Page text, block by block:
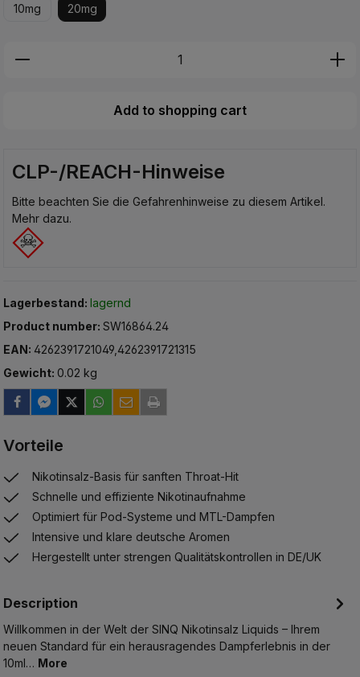
10mg 20mg
Produkt Anzahl: Gib den gewünschten
Add to shopping cart
CLP-/REACH-Hinweise
Bitte beachten Sie die Gefahrenhinweise zu diesem Artikel.
Mehr dazu.
Lagerbestand:lagernd
Product number:SW16864.24
EAN:4262391721049,4262391721315
Gewicht: 0.02 kg
Vorteile
Nikotinsalz-Basis für sanften Throat-Hit
Schnelle und effiziente Nikotinaufnahme
Optimiert für Pod-Systeme und MTL-Dampfen
Intensive und klare deutsche Aromen
Hergestellt unter strengen Qualitätskontrollen in DE/UK
Description
Willkommen in der Welt der SINQ Nikotinsalz Liquids – Ihrem
neuen Standard für ein herausragendes Dampferlebnis in der
10ml… More